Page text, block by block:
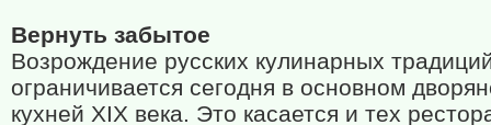
Вернуть забытое
Возрождение русских кулинарных
ограничивается сегодня в основном
кухней XIX века. Это касается и тех